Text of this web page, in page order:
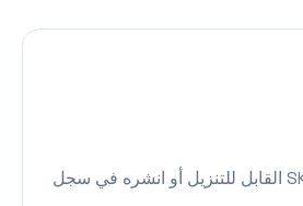
استخدم ملف SKILL.md القابل للتنزيل أو انشره في سجل